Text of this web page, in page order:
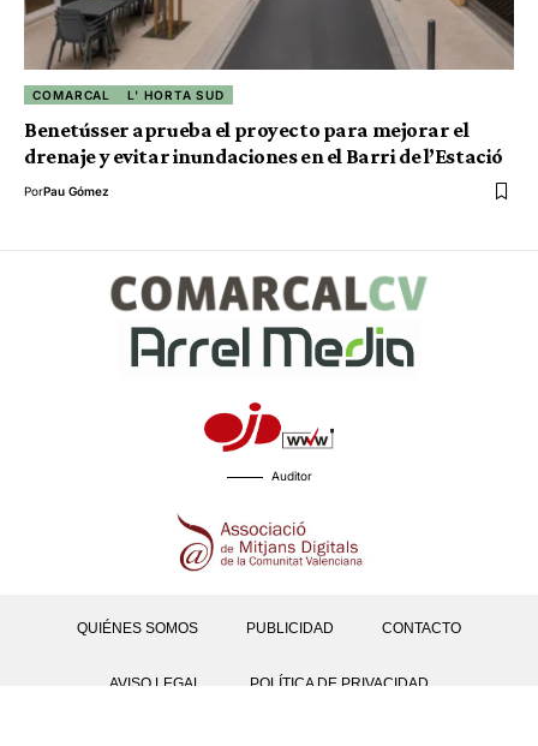
COMARCAL L' HORTA SUD
Benetússer aprueba el proyecto para mejorar el
drenaje y evitar inundaciones en el Barri de l’Estació
PorPau Gómez
Auditor
QUIÉNES SOMOS PUBLICIDAD CONTACTO
AVISO LEGAL POLÍTICA DE PRIVACIDAD